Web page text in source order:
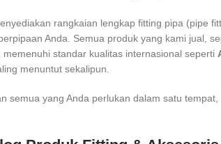
rangkaian lengkap fitting pipa (pipe
Anda. Semua produk yang kami jual,
memenuhi standar kualitas internasional seperti
menuntut sekalipun.
semua yang Anda perlukan dalam satu